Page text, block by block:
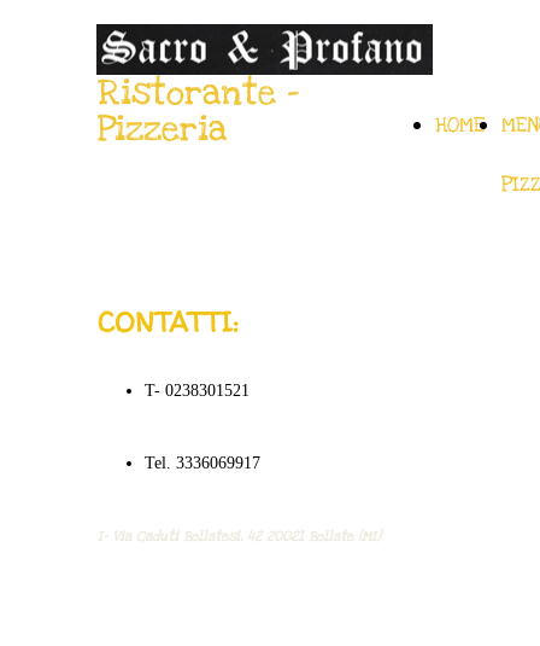
Ristorante -
Pizzeria HOME
CONTATTI:
T- 0238301521
Tel. 3336069917
I- Via Caduti Bollatesi, 42 20021 Bollate (MI)